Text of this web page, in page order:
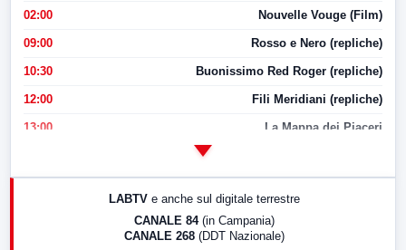
02:00 Nouvelle Vouge (Film)
09:00 Rosso e Nero (repliche)
10:30 Buonissimo Red Roger (repliche)
12:00 Fili Meridiani (repliche)
13:00 La Mappa dei Piaceri
LABTV e anche sul digitale terrestre
CANALE 84 (in Campania)
CANALE 268 (DDT Nazionale)